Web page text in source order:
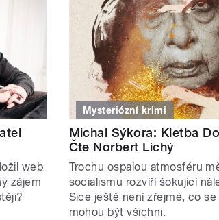
web
zájem
Mysteriózní krimi
Michal Sýkora: Kletba
Čte Norbert Lichý
Trochu ospalou atmosféru
socialismu rozvíří šokující
Sice ještě není zřejmé, co
mohou být všichni.